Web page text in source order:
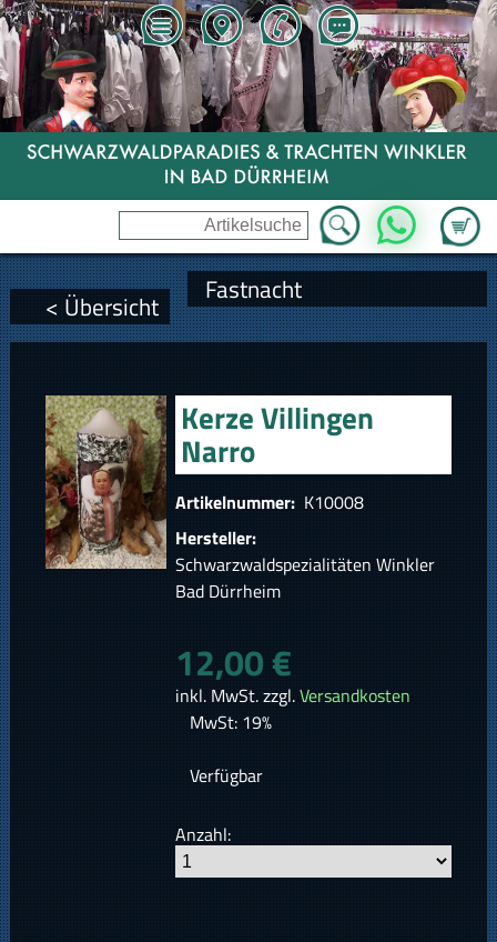
Zum
WhatsApp
< Übersicht Fastnacht
Kerze Villingen
Narro
Artikelnummer: K10008
Hersteller:
Schwarzwaldspezialitäten Winkler
Bad Dürrheim
12,00 €
inkl. MwSt. zzgl.Versandkosten
MwSt: 19%
Verfügbar
Anzahl: